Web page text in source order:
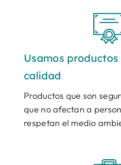
Usamos
calidad
Productos que son
que no afectan a
respetan el medio